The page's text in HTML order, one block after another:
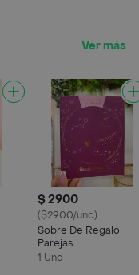
Ver más
$ 2900
($2900/und)
Sobre De Regalo
Parejas
1 Und